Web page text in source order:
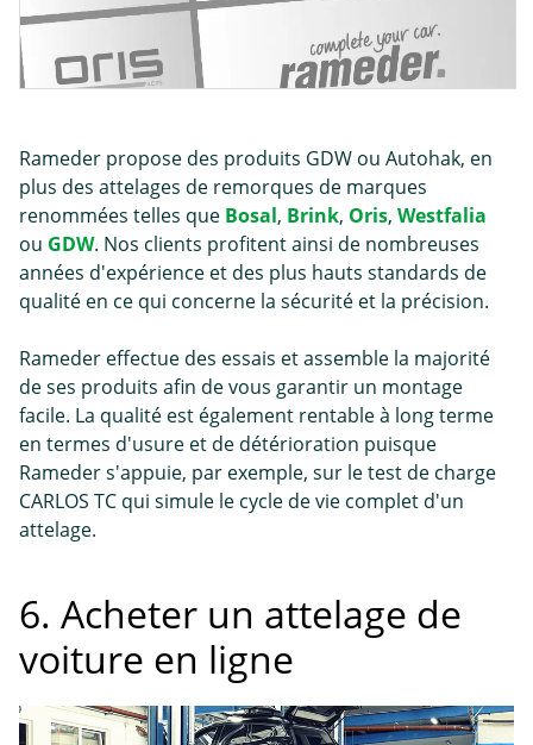
Rameder propose des produits GDW ou Autohak, en
plus des attelages de remorques de marques
renommées telles que Bosal, Brink, Oris, Westfalia
ou GDW. Nos clients profitent ainsi de nombreuses
années d'expérience et des plus hauts standards de
qualité en ce qui concerne la sécurité et la précision.
Rameder effectue des essais et assemble la majorité
de ses produits afin de vous garantir un montage
facile. La qualité est également rentable à long terme
en termes d'usure et de détérioration puisque
Rameder s'appuie, par exemple, sur le test de charge
CARLOS TC qui simule le cycle de vie complet d'un
attelage.
6. Acheter un attelage de
voiture en ligne